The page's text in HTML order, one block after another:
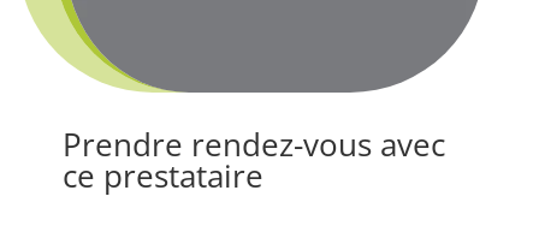
Prendre rendez-vous avec
ce prestataire